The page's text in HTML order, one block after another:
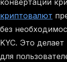
конвертации
криптовалют
без
KYC. Это
для